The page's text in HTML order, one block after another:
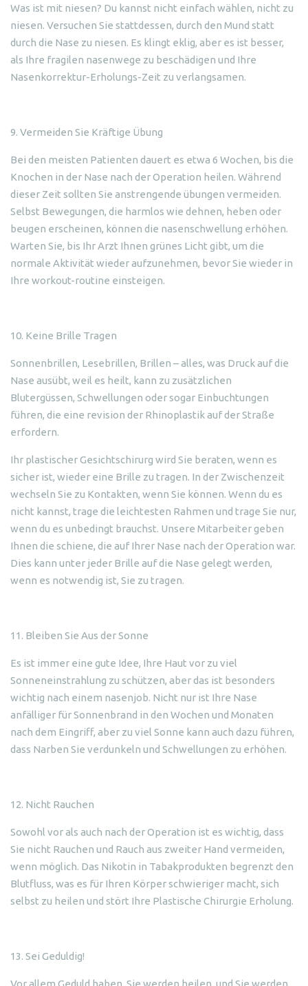
Was ist mit niesen? Du kannst nicht einfach wählen, nicht zu
niesen. Versuchen Sie stattdessen, durch den Mund statt
durch die Nase zu niesen. Es klingt eklig, aber es ist besser,
als Ihre fragilen nasenwege zu beschädigen und Ihre
Nasenkorrektur-Erholungs-Zeit zu verlangsamen.
9. Vermeiden Sie Kräftige Übung
Bei den meisten Patienten dauert es etwa 6 Wochen, bis die
Knochen in der Nase nach der Operation heilen. Während
dieser Zeit sollten Sie anstrengende übungen vermeiden.
Selbst Bewegungen, die harmlos wie dehnen, heben oder
beugen erscheinen, können die nasenschwellung erhöhen.
Warten Sie, bis Ihr Arzt Ihnen grünes Licht gibt, um die
normale Aktivität wieder aufzunehmen, bevor Sie wieder in
Ihre workout-routine einsteigen.
10. Keine Brille Tragen
Sonnenbrillen, Lesebrillen, Brillen – alles, was Druck auf die
Nase ausübt, weil es heilt, kann zu zusätzlichen
Blutergüssen, Schwellungen oder sogar Einbuchtungen
führen, die eine revision der Rhinoplastik auf der Straße
erfordern.
Ihr plastischer Gesichtschirurg wird Sie beraten, wenn es
sicher ist, wieder eine Brille zu tragen. In der Zwischenzeit
wechseln Sie zu Kontakten, wenn Sie können. Wenn du es
nicht kannst, trage die leichtesten Rahmen und trage Sie nur,
wenn du es unbedingt brauchst. Unsere Mitarbeiter geben
Ihnen die schiene, die auf Ihrer Nase nach der Operation war.
Dies kann unter jeder Brille auf die Nase gelegt werden,
wenn es notwendig ist, Sie zu tragen.
11. Bleiben Sie Aus der Sonne
Es ist immer eine gute Idee, Ihre Haut vor zu viel
Sonneneinstrahlung zu schützen, aber das ist besonders
wichtig nach einem nasenjob. Nicht nur ist Ihre Nase
anfälliger für Sonnenbrand in den Wochen und Monaten
nach dem Eingriff, aber zu viel Sonne kann auch dazu führen,
dass Narben Sie verdunkeln und Schwellungen zu erhöhen.
12. Nicht Rauchen
Sowohl vor als auch nach der Operation ist es wichtig, dass
Sie nicht Rauchen und Rauch aus zweiter Hand vermeiden,
wenn möglich. Das Nikotin in Tabakprodukten begrenzt den
Blutfluss, was es für Ihren Körper schwieriger macht, sich
selbst zu heilen und stört Ihre Plastische Chirurgie Erholung.
13. Sei Geduldig!
Vor allem Geduld haben. Sie werden heilen, und Sie werden